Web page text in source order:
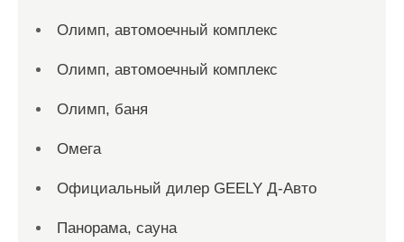
Олимп, автомоечный комплекс
Олимп, автомоечный комплекс
Олимп, баня
Омега
Официальный дилер GEELY Д-Авто
Панорама, сауна